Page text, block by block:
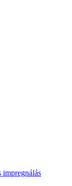
impregnálás